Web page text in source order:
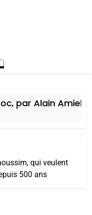
Alain Amiel
qui veulent
500 ans